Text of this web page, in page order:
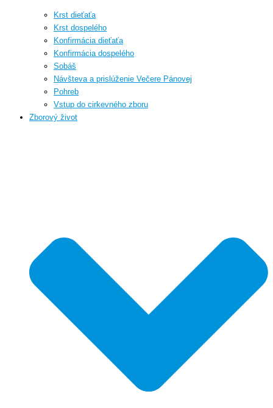
Krst dieťaťa
Krst dospelého
Konfirmácia dieťaťa
Konfirmácia dospelého
Sobáš
Návšteva a prislúženie Večere Pánovej
Pohreb
Vstup do cirkevného zboru
Zborový život